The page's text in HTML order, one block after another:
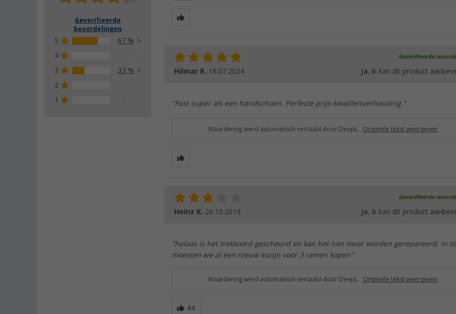
Geverifieerde
beoordelingen
5
67 %
4
3
33 %
2
1
Geverifieerde
Hilmar R. 16.07.2024 Ja, ik kan dit product
"Past super als een handschoen. Perfecte prijs-kwaliteitverhouding."
Waardering werd automatisch vertaald door DeepL. Originele tekst weergeven
Geverifieerde
Heinz K. 26.10.2019 Ja, ik kan dit product
"helaas is het trekkoord gescheurd en kan het niet meer worden gerepareerd. In
moesten we al een nieuw kozijn voor 3 ramen kopen"
Waardering werd automatisch vertaald door DeepL. Originele tekst weergeven